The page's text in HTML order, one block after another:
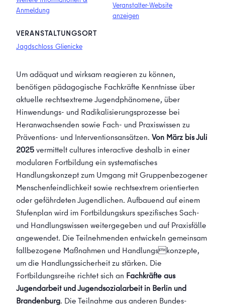
Anmeldung
VERANSTALTUNGSORT
Jagdschloss Glienicke
Veranstalter-Website
anzeigen
Um adäquat und wirksam reagieren zu können,
benötigen pädagogische Fachkräfte Kenntnisse über
aktuelle rechtsextreme Jugendphänomene, über
Hinwendungs- und Radikalisierungsprozesse bei
Heranwachsenden sowie Fach- und Praxiswissen zu
Präventions- und Interventionsansätzen. Von März bis Juli
2025vermittelt cultures interactive deshalb in einer
modularen Fortbildung ein systematisches
Handlungskonzept zum Umgang mit Gruppenbezogener
Menschenfeindlichkeit sowie rechtsextrem orientierten
oder gefährdeten Jugendlichen. Aufbauend auf einem
Stufenplan wird im Fortbildungskurs spezifisches Sach-
und Handlungswissen weitergegeben und auf Praxisfälle
angewendet. Die Teilnehmenden entwickeln gemeinsam
fallbezogene Maßnahmen und Handlungskonzepte,
um die Handlungssicherheit zu stärken. Die
Fortbildungsreihe richtet sich an Fachkräfte aus
Jugendarbeit und Jugend­sozial­arbeit in Berlin und
Brandenburg. Die Teilnahme aus anderen Bundes­